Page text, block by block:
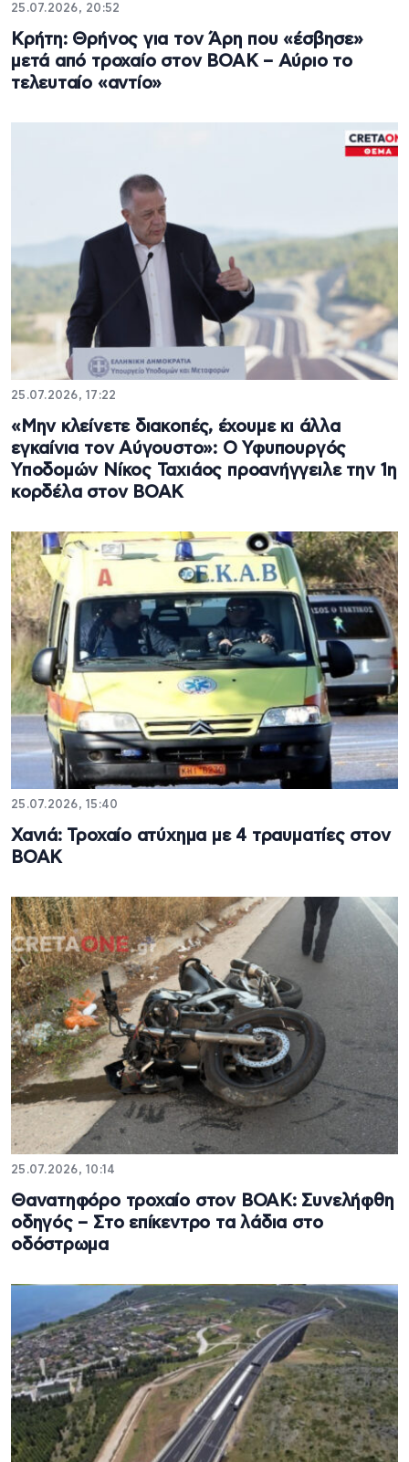
25.07.2026, 20:52
Κρήτη: Θρήνος για τον Άρη που «έσβησε»
μετά από τροχαίο στον ΒΟΑΚ – Αύριο το
τελευταίο «αντίο»
25.07.2026, 17:22
«Μην κλείνετε διακοπές, έχουμε κι άλλα
εγκαίνια τον Αύγουστο»: Ο Υφυπουργός
Υποδομών Νίκος Ταχιάος προανήγγειλε την 1η
κορδέλα στον ΒΟΑΚ
25.07.2026, 15:40
Χανιά: Τροχαίο ατύχημα με 4 τραυματίες στον
ΒΟΑΚ
25.07.2026, 10:14
Θανατηφόρο τροχαίο στον ΒΟΑΚ: Συνελήφθη
οδηγός – Στο επίκεντρο τα λάδια στο
οδόστρωμα